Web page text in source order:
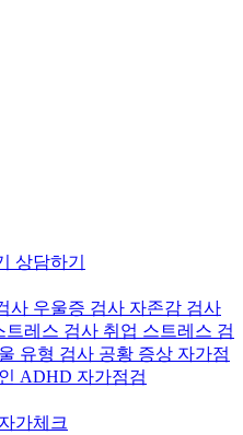
상담하기
사 우울증 검사 자존감 검사
트레스 검사 취업 스트레스 검
유형 검사 공황 증상 자가점
ADHD 자가점검
가체크